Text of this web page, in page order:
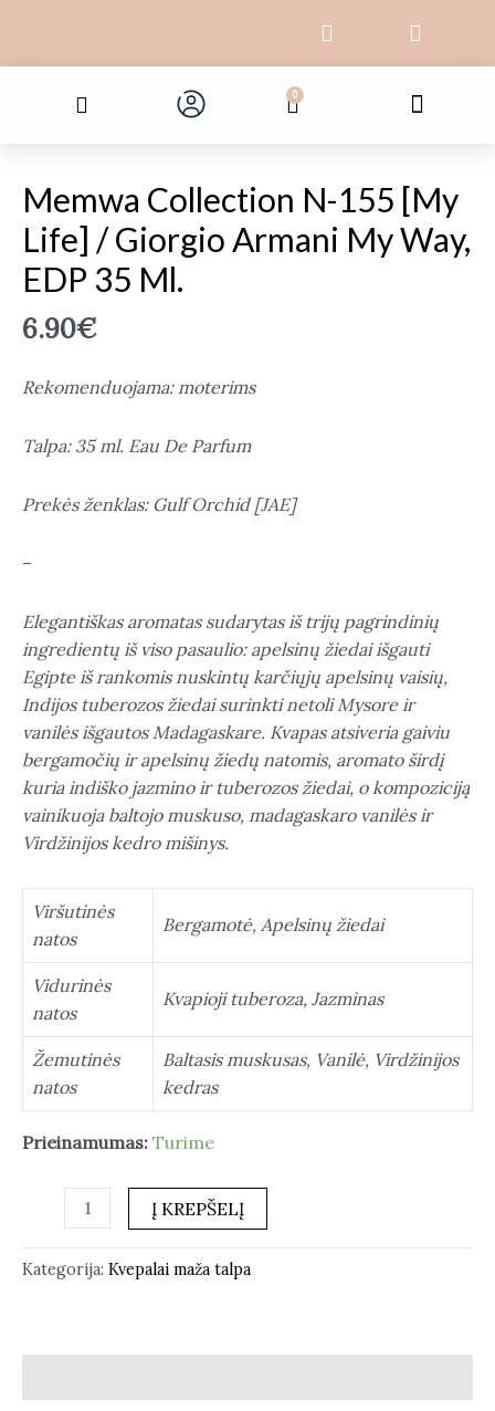
turinio
F
a
c
-
f
I
n
s
a
m
Search 0Cart Menu
Memwa Collection N-155 [My
Life] / Giorgio Armani My Way,
EDP 35 Ml.
6.90€
Rekomenduojama: moterims
Talpa: 35 ml. Eau De Parfum
Prekės ženklas: Gulf Orchid [JAE]
–
Elegantiškas aromatas sudarytas iš trijų pagrindinių
ingredientų iš viso pasaulio: apelsinų žiedai išgauti
Egipte iš rankomis nuskintų karčiųjų apelsinų vaisių,
Indijos tuberozos žiedai surinkti netoli Mysore ir
vanilės išgautos Madagaskare. Kvapas atsiveria gaiviu
bergamočių ir apelsinų žiedų natomis, aromato širdį
kuria indiško jazmino ir tuberozos žiedai, o kompoziciją
vainikuoja baltojo muskuso, madagaskaro vanilės ir
Virdžinijos kedro mišinys.
Viršutinės
natos
Bergamotė, Apelsinų žiedai
Vidurinės
natos
Kvapioji tuberoza, Jazminas
Žemutinės
natos
Baltasis muskusas, Vanilė, Virdžinijos
kedras
Prieinamumas: Turime
kiekis:
Memwa
Collection
N-
155
[My
/
My
EDP
ml.
Į KREPŠELĮ
Kategorija: Kvepalai maža talpa